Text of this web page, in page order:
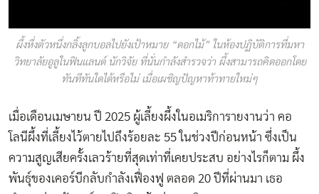
ผึ้งหึ่งตัวหนึ่งกลิ้งลูกบอลไปยังเป้าหมาย “ดอกไม้” ในห้องปฏิบัติการที่มหา
วิทยาลัยอูลูในฟินแลนด์ นักวิจัย ที่นั่นกำลังสำรวจว่า ผึ้งสามารถคิดออกโดย
ทันทีทันใดได้หรือไม่ เมื่อเผชิญปัญหาท้าทายใหม่ๆ
เมื่อเดือนเมษายน ปี 2025 ผู้เลี้ยงผึ้งในอเมริการายงานว่า คอ
โลนีผึ้งที่เลี้ยงไว้ตายไปถึงร้อยละ 55 ในช่วงปีก่อนหน้า ซึ่งเป็น
ความสูญเสียครั้งเลวร้ายที่สุดเท่าที่เคยประสบ อย่างไรก็ตาม ผึ้ง
พันธุ์ของเคอร์บีกลับกำลังเฟื่องฟู ตลอด 20 ปีที่ผ่านมา เธอ